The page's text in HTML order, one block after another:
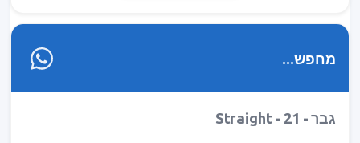
מחפש...
גבר - Straight - 21